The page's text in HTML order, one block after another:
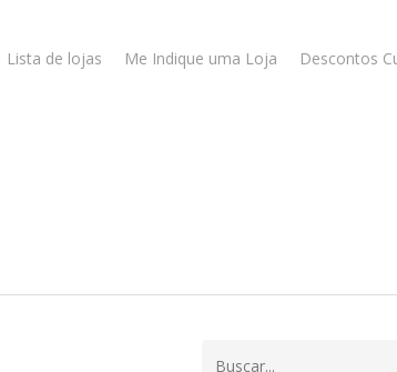
Lista de lojas Me Indique uma Loja Descontos